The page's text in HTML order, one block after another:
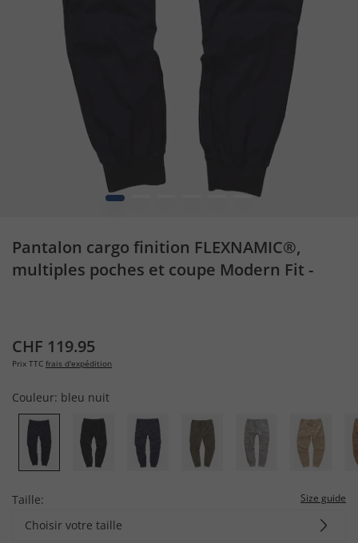
1
Pantalon cargo finition FLEXNAMIC®,
multiples poches et coupe Modern Fit -
CHF 119.95
Prix TTC frais d'expédition
Couleur: bleu nuit
Taille: Size guide
Choisir votre taille